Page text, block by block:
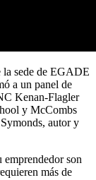
la sede de EGADE
a un panel de
Kenan-Flagler
y McCombs
autor y
son
más de